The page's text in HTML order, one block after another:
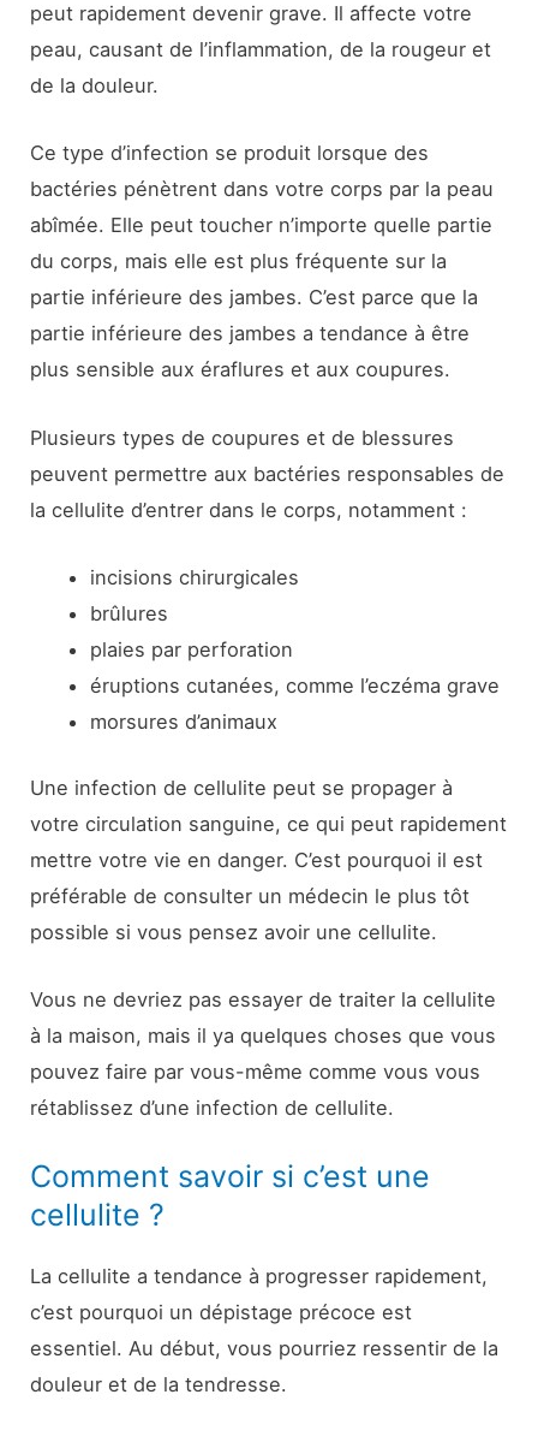
peut rapidement devenir grave. Il affecte votre
peau, causant de l’inflammation, de la rougeur et
de la douleur.
Ce type d’infection se produit lorsque des
bactéries pénètrent dans votre corps par la peau
abîmée. Elle peut toucher n’importe quelle partie
du corps, mais elle est plus fréquente sur la
partie inférieure des jambes. C’est parce que la
partie inférieure des jambes a tendance à être
plus sensible aux éraflures et aux coupures.
Plusieurs types de coupures et de blessures
peuvent permettre aux bactéries responsables de
la cellulite d’entrer dans le corps, notamment :
incisions chirurgicales
brûlures
plaies par perforation
éruptions cutanées, comme l’eczéma grave
morsures d’animaux
Une infection de cellulite peut se propager à
votre circulation sanguine, ce qui peut rapidement
mettre votre vie en danger. C’est pourquoi il est
préférable de consulter un médecin le plus tôt
possible si vous pensez avoir une cellulite.
Vous ne devriez pas essayer de traiter la cellulite
à la maison, mais il ya quelques choses que vous
pouvez faire par vous-même comme vous vous
rétablissez d’une infection de cellulite.
Comment savoir si c’est une
cellulite ?
La cellulite a tendance à progresser rapidement,
c’est pourquoi un dépistage précoce est
essentiel. Au début, vous pourriez ressentir de la
douleur et de la tendresse.